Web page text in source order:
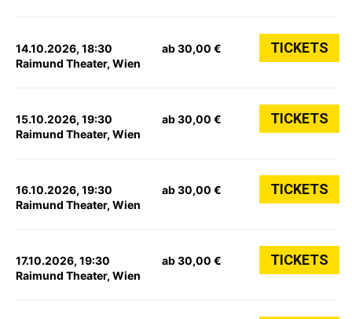
14.10.2026, 18:30
Raimund Theater, Wien
ab 30,00 € TICKETS
15.10.2026, 19:30
Raimund Theater, Wien
ab 30,00 € TICKETS
16.10.2026, 19:30
Raimund Theater, Wien
ab 30,00 € TICKETS
17.10.2026, 19:30
Raimund Theater, Wien
ab 30,00 € TICKETS